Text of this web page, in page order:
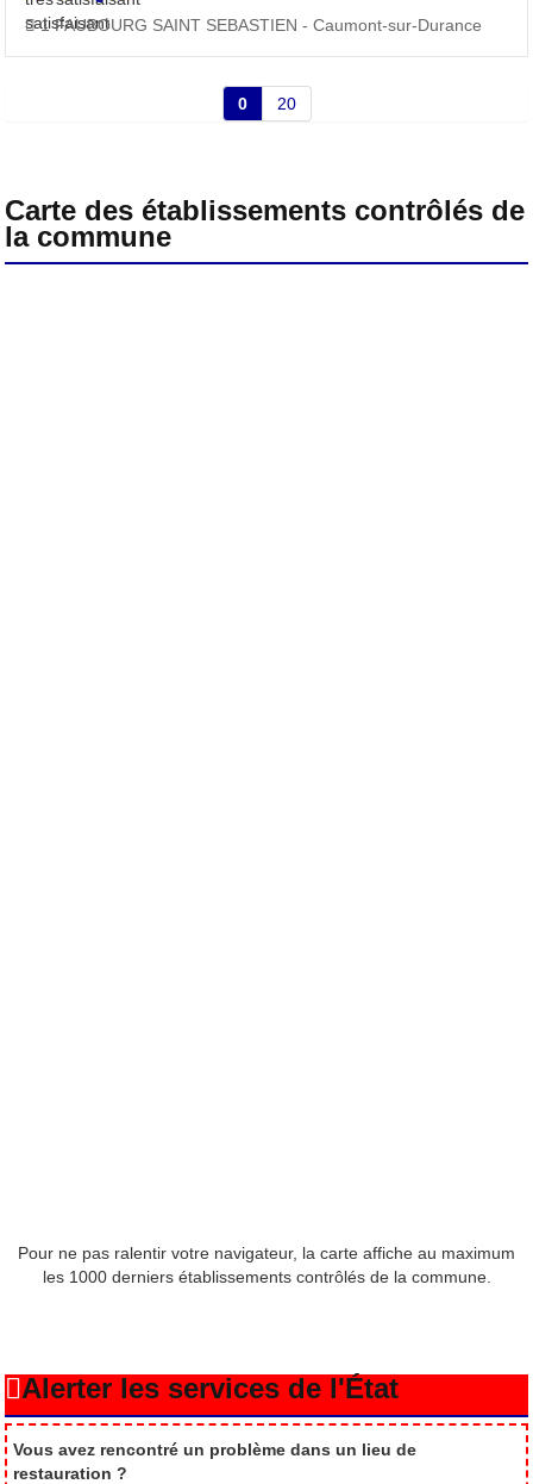
1 FAUBOURG SAINT SEBASTIEN - Caumont-sur-Durance
0 20
Carte des établissements contrôlés de
la commune
Pour ne pas ralentir votre navigateur, la carte affiche au maximum
les 1000 derniers établissements contrôlés de la commune.
Alerter les services de l'État
Vous avez rencontré un problème dans un lieu de
restauration ?